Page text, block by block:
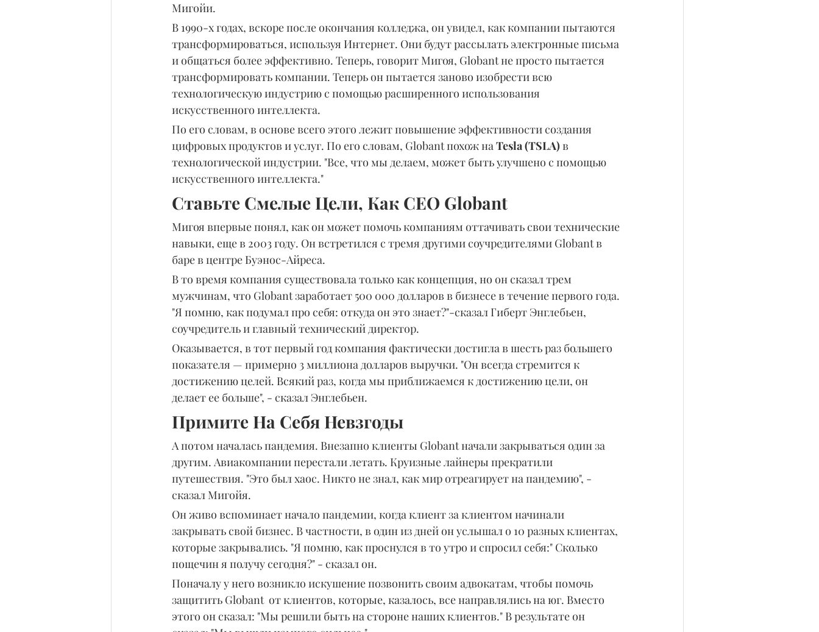
Мигойи.
В 1990-х годах, вскоре после окончания колледжа, он увидел, как компании пытаются
трансформироваться, используя Интернет. Они будут рассылать электронные письма
и общаться более эффективно. Теперь, говорит Мигоя, Globant не просто пытается
трансформировать компании. Теперь он пытается заново изобрести всю
технологическую индустрию с помощью расширенного использования
искусственного интеллекта.
По его словам, в основе всего этого лежит повышение эффективности создания
цифровых продуктов и услуг. По его словам, Globant похож на Tesla (TSLA) в
технологической индустрии. "Все, что мы делаем, может быть улучшено с помощью
искусственного интеллекта."
Ставьте Смелые Цели, Как СЕО Globant
Мигоя впервые понял, как он может помочь компаниям оттачивать свои технические
навыки, еще в 2003 году. Он встретился с тремя другими соучредителями Globant в
баре в центре Буэнос-Айреса.
В то время компания существовала только как концепция, но он сказал трем
мужчинам, что Globant заработает 500 000 долларов в бизнесе в течение первого года.
"Я помню, как подумал про себя: откуда он это знает?"-сказал Гиберт Энглебьен,
соучредитель и главный технический директор.
Оказывается, в тот первый год компания фактически достигла в шесть раз большего
показателя — примерно 3 миллиона долларов выручки. "Он всегда стремится к
достижению целей. Всякий раз, когда мы приближаемся к достижению цели, он
делает ее больше", - сказал Энглебьен.
Примите На Себя Невзгоды
А потом началась пандемия. Внезапно клиенты Globant начали закрываться один за
другим. Авиакомпании перестали летать. Круизные лайнеры прекратили
путешествия. "Это был хаос. Никто не знал, как мир отреагирует на пандемию", -
сказал Мигойя.
Он живо вспоминает начало пандемии, когда клиент за клиентом начинали
закрывать свой бизнес. В частности, в один из дней он услышал о 10 разных клиентах,
которые закрывались. "Я помню, как проснулся в то утро и спросил себя:" Сколько
пощечин я получу сегодня?" - сказал он.
Поначалу у него возникло искушение позвонить своим адвокатам, чтобы помочь
защитить Globant  от клиентов, которые, казалось, все направлялись на юг. Вместо
этого он сказал: "Мы решили быть на стороне наших клиентов." В результате он